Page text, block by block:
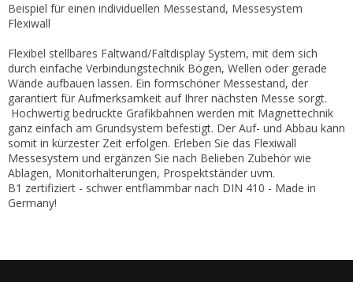
Beispiel für einen individuellen Messestand, Messesystem
Flexiwall
Flexibel stellbares Faltwand/Faltdisplay System, mit dem sich
durch einfache Verbindungstechnik Bögen, Wellen oder gerade
Wände aufbauen lassen. Ein formschöner Messestand, der
garantiert für Aufmerksamkeit auf Ihrer nächsten Messe sorgt.
Hochwertig bedruckte Grafikbahnen werden mit Magnettechnik
ganz einfach am Grundsystem befestigt. Der Auf- und Abbau kann
somit in kürzester Zeit erfolgen. Erleben Sie das Flexiwall
Messesystem und ergänzen Sie nach Belieben Zubehör wie
Ablagen, Monitorhalterungen, Prospektständer uvm.
B1 zertifiziert - schwer entflammbar nach DIN 410 - Made in
Germany!